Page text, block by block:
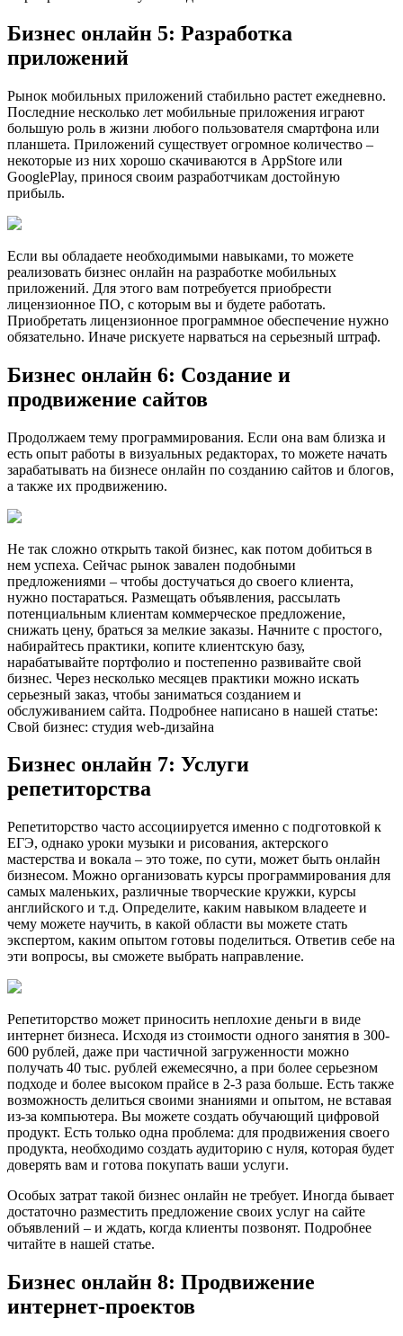
Бизнес онлайн 5: Разработка
приложений
Рынок мобильных приложений стабильно растет ежедневно.
Последние несколько лет мобильные приложения играют
большую роль в жизни любого пользователя смартфона или
планшета. Приложений существует огромное количество –
некоторые из них хорошо скачиваются в AppStore или
GooglePlay, принося своим разработчикам достойную
прибыль.
Если вы обладаете необходимыми навыками, то можете
реализовать бизнес онлайн на разработке мобильных
приложений. Для этого вам потребуется приобрести
лицензионное ПО, с которым вы и будете работать.
Приобретать лицензионное программное обеспечение нужно
обязательно. Иначе рискуете нарваться на серьезный штраф.
Бизнес онлайн 6: Создание и
продвижение сайтов
Продолжаем тему программирования. Если она вам близка и
есть опыт работы в визуальных редакторах, то можете начать
зарабатывать на бизнесе онлайн по созданию сайтов и блогов,
а также их продвижению.
Не так сложно открыть такой бизнес, как потом добиться в
нем успеха. Сейчас рынок завален подобными
предложениями – чтобы достучаться до своего клиента,
нужно постараться. Размещать объявления, рассылать
потенциальным клиентам коммерческое предложение,
снижать цену, браться за мелкие заказы. Начните с простого,
набирайтесь практики, копите клиентскую базу,
нарабатывайте портфолио и постепенно развивайте свой
бизнес. Через несколько месяцев практики можно искать
серьезный заказ, чтобы заниматься созданием и
обслуживанием сайта. Подробнее написано в нашей статье:
Свой бизнес: студия web-дизайна
Бизнес онлайн 7: Услуги
репетиторства
Репетиторство часто ассоциируется именно с подготовкой к
ЕГЭ, однако уроки музыки и рисования, актерского
мастерства и вокала – это тоже, по сути, может быть онлайн
бизнесом. Можно организовать курсы программирования для
самых маленьких, различные творческие кружки, курсы
английского и т.д. Определите, каким навыком владеете и
чему можете научить, в какой области вы можете стать
экспертом, каким опытом готовы поделиться. Ответив себе на
эти вопросы, вы сможете выбрать направление.
Репетиторство может приносить неплохие деньги в виде
интернет бизнеса. Исходя из стоимости одного занятия в 300-
600 рублей, даже при частичной загруженности можно
получать 40 тыс. рублей ежемесячно, а при более серьезном
подходе и более высоком прайсе в 2-3 раза больше. Есть также
возможность делиться своими знаниями и опытом, не вставая
из-за компьютера. Вы можете создать обучающий цифровой
продукт. Есть только одна проблема: для продвижения своего
продукта, необходимо создать аудиторию с нуля, которая будет
доверять вам и готова покупать ваши услуги.
Особых затрат такой бизнес онлайн не требует. Иногда бывает
достаточно разместить предложение своих услуг на сайте
объявлений – и ждать, когда клиенты позвонят. Подробнее
читайте в нашей статье.
Бизнес онлайн 8: Продвижение
интернет-проектов